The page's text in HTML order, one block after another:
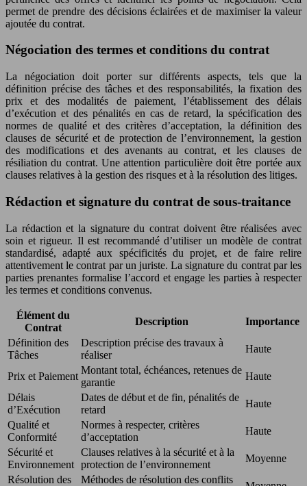
permet de prendre des décisions éclairées et de maximiser la valeur
ajoutée du contrat.
Négociation des termes et conditions du contrat
La négociation doit porter sur différents aspects, tels que la
définition précise des tâches et des responsabilités, la fixation des
prix et des modalités de paiement, l’établissement des délais
d’exécution et des pénalités en cas de retard, la spécification des
normes de qualité et des critères d’acceptation, la définition des
clauses de sécurité et de protection de l’environnement, la gestion
des modifications et des avenants au contrat, et les clauses de
résiliation du contrat. Une attention particulière doit être portée aux
clauses relatives à la gestion des risques et à la résolution des litiges.
Rédaction et signature du contrat de sous-traitance
La rédaction et la signature du contrat doivent être réalisées avec
soin et rigueur. Il est recommandé d’utiliser un modèle de contrat
standardisé, adapté aux spécificités du projet, et de faire relire
attentivement le contrat par un juriste. La signature du contrat par les
parties prenantes formalise l’accord et engage les parties à respecter
les termes et conditions convenus.
Élément du
Contrat
Description
Importance
Définition des
Tâches
Description précise des travaux à
réaliser
Haute
Prix et Paiement
Montant total, échéances, retenues de
garantie
Haute
Délais
d’Exécution
Dates de début et de fin, pénalités de
retard
Haute
Qualité et
Conformité
Normes à respecter, critères
d’acceptation
Haute
Sécurité et
Environnement
Clauses relatives à la sécurité et à la
protection de l’environnement
Moyenne
Résolution des
Méthodes de résolution des conflits